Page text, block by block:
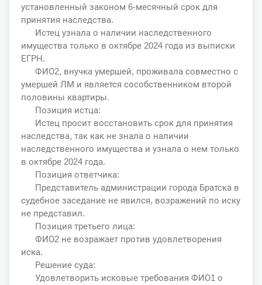
установленный законом 6-месячный срок для
принятия наследства.
Истец узнала о наличии наследственного
имущества только в октябре 2024 года из выписки
ЕГРН.
ФИО2, внучка умершей, проживала совместно с
умершей ЛМ и является сособственником второй
половины квартиры.
Позиция истца:
Истец просит восстановить срок для принятия
наследства, так как не знала о наличии
наследственного имущества и узнала о нем только
в октябре 2024 года.
Позиция ответчика:
Представитель администрации города Братска в
судебное заседание не явился, возражений по иску
не представил.
Позиция третьего лица:
ФИО2 не возражает против удовлетворения
иска.
Решение суда:
Удовлетворить исковые требования ФИО1 о